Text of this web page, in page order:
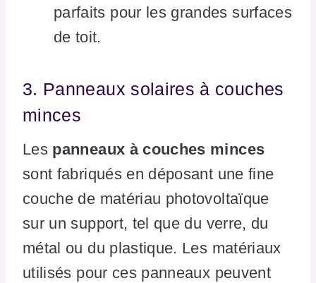
parfaits pour les grandes surfaces
de toit.
3. Panneaux solaires à couches
minces
Les panneaux à couches minces
sont fabriqués en déposant une fine
couche de matériau photovoltaïque
sur un support, tel que du verre, du
métal ou du plastique. Les matériaux
utilisés pour ces panneaux peuvent